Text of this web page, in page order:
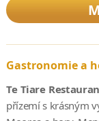
Gastronomie a
Te Tiare
přízemí s krásným